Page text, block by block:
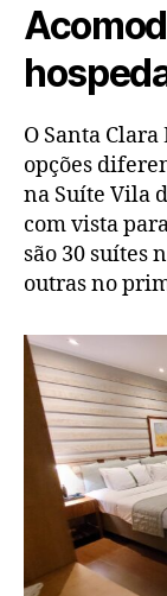
O Santa Clara
opções
na Suíte Vila
com vista
são 30 suítes
outras no